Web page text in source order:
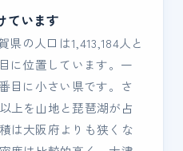
ています
県の人口は1,413,184人と
に位置しています。一
目に小さい県です。さ
上を山地と琵琶湖が占
は大阪府よりも狭くな